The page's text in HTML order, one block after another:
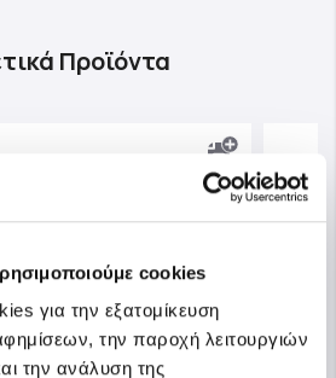
cookies
για την εξατομίκευση
την παροχή λειτουργιών
την ανάλυση της
Προϊόντα